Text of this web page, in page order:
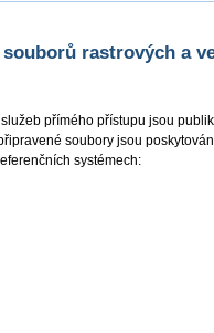
rastrových a
přímého přístupu jsou
soubory jsou
systémech: